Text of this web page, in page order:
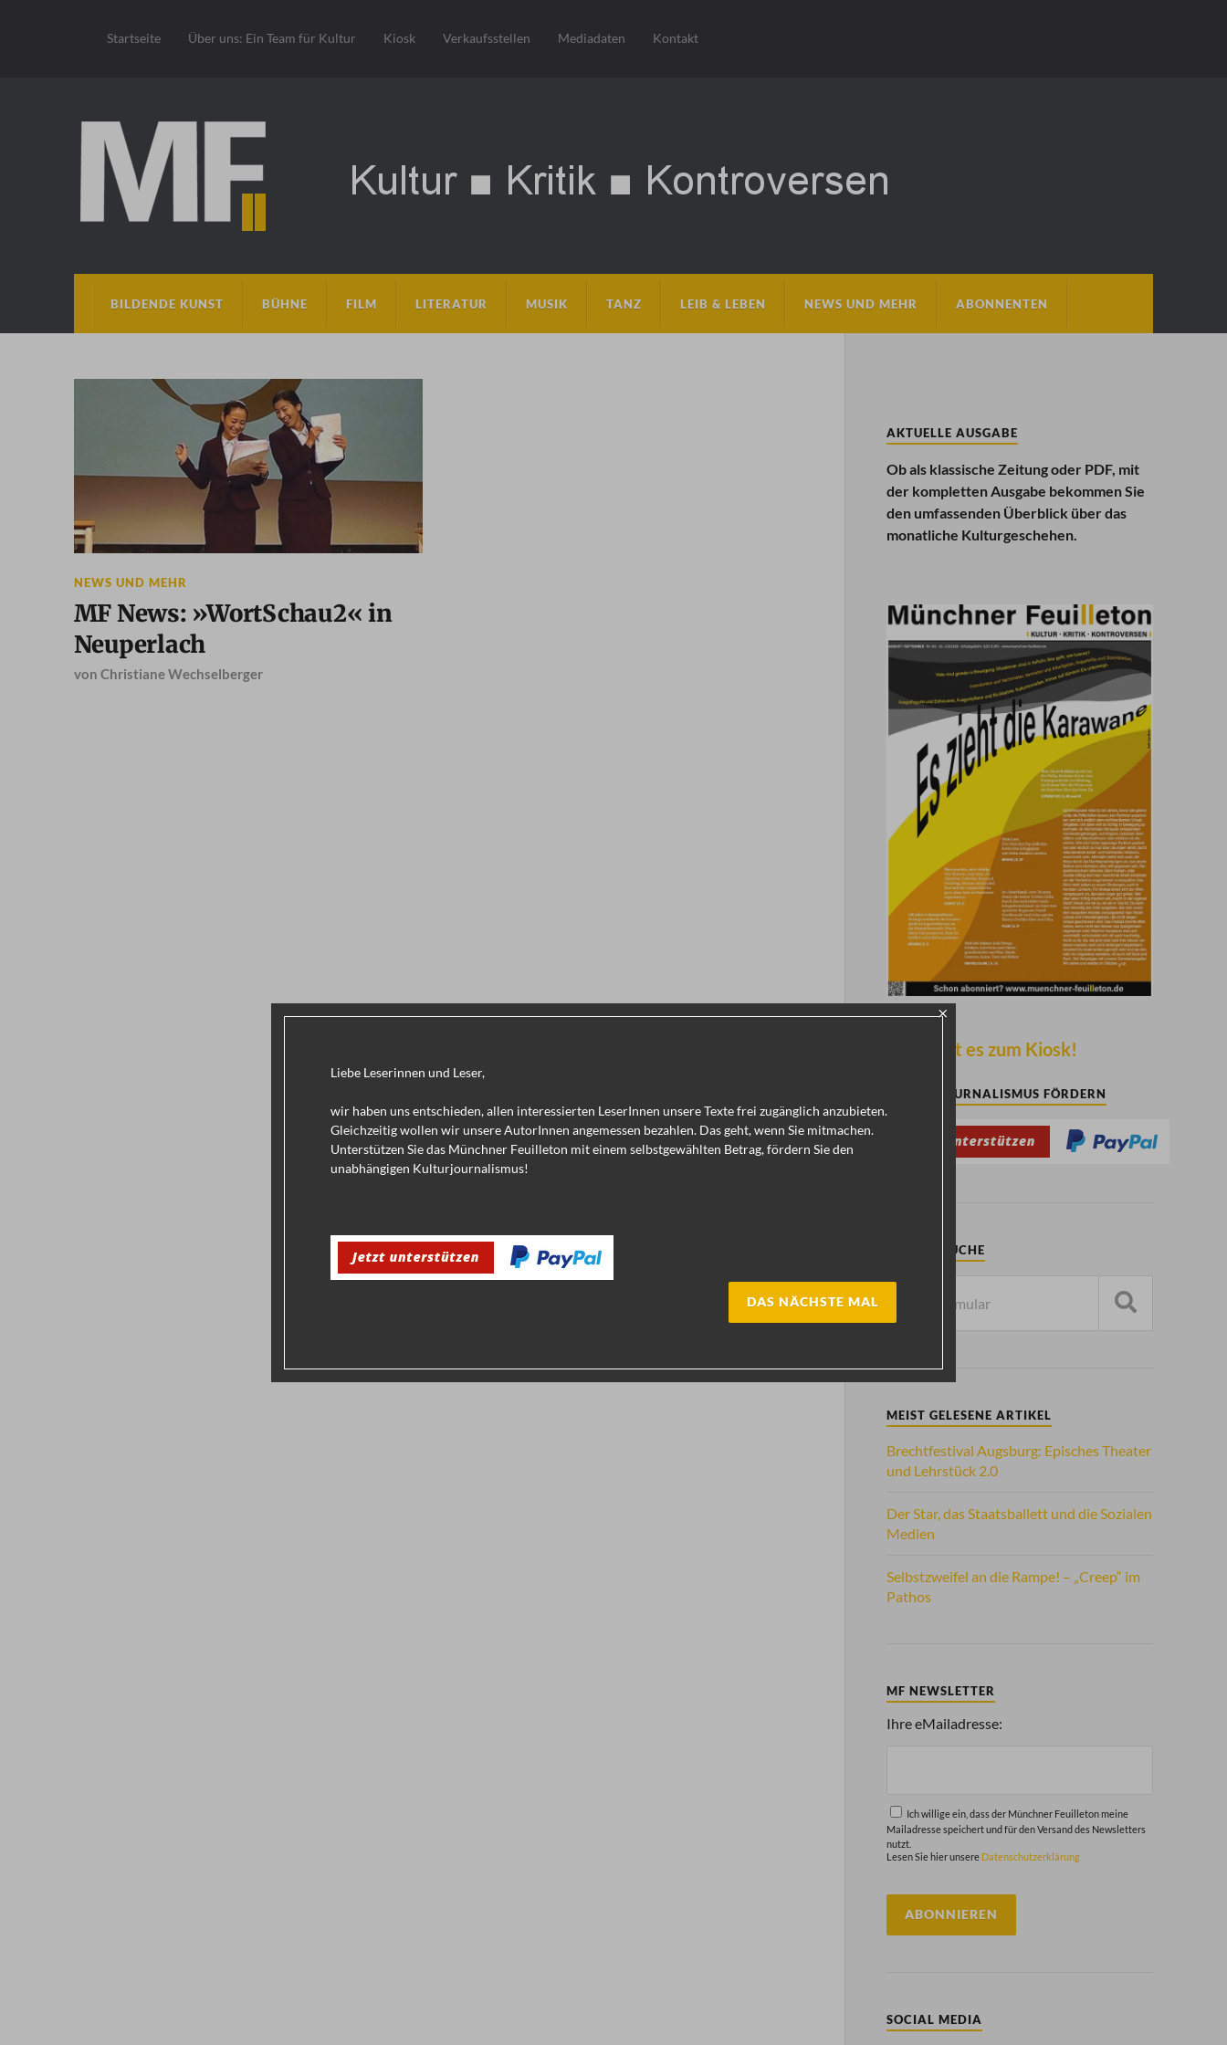
Startseite Über uns: Ein Team für Kultur Kiosk Verkaufsstellen Mediadaten Kontakt
BILDENDE KUNST BÜHNE FILM LITERATUR MUSIK TANZ LEIB & LEBEN NEWS UND MEHR ABONNENTEN
NEWS UND MEHR
MF News: »WortSchau2« in
Neuperlach
von Christiane Wechselberger
AKTUELLE AUSGABE
Ob als klassische Zeitung oder PDF, mit
der kompletten Ausgabe bekommen Sie
den umfassenden Überblick über das
monatliche Kulturgeschehen.
Hier geht es zum Kiosk!
KULTURJOURNALISMUS FÖRDERN
ARTIKELSUCHE
MEIST GELESENE ARTIKEL
Brechtfestival Augsburg: Episches Theater
und Lehrstück 2.0
Der Star, das Staatsballett und die Sozialen
Medien
Selbstzweifel an die Rampe! – „Creep“ im
Pathos
MF NEWSLETTER
Ihre eMailadresse:
Ich willige ein, dass der Münchner Feuilleton meine
Mailadresse speichert und für den Versand des Newsletters
nutzt.
Lesen Sie hier unsere Datenschutzerklärung
SOCIAL MEDIA
Liebe Leserinnen und Leser,
wir haben uns entschieden, allen interessierten LeserInnen unsere Texte frei zugänglich anzubieten.
Gleichzeitig wollen wir unsere AutorInnen angemessen bezahlen. Das geht, wenn Sie mitmachen.
Unterstützen Sie das Münchner Feuilleton mit einem selbstgewählten Betrag, fördern Sie den
unabhängigen Kulturjournalismus!
DAS NÄCHSTE MAL
×